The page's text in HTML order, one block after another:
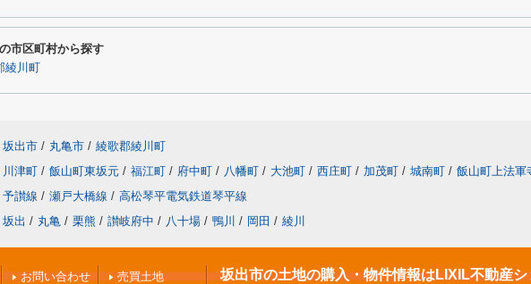
市区町村から探す
川町
坂出市 / 丸亀市 / 綾歌郡綾川町
川津町 / 飯山町東坂元 / 福江町 / 府中町 / 八幡町 / 大池町 / 西庄町 / 加茂町 / 城南町 / 飯山町上法軍
予讃線 / 瀬戸大橋線 / 高松琴平電気鉄道琴平線
坂出 / 丸亀 / 栗熊 / 讃岐府中 / 八十場 / 鴨川 / 岡田 / 綾川
お問い合わせ
売買土地
坂出市の土地の購入・物件情報はLIXIL不動産シ